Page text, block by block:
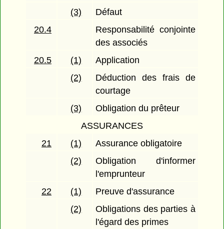
(3)
Défaut
20.4
Responsabilité conjointe
des associés
20.5
(1)
Application
(2)
Déduction des frais de
courtage
(3)
Obligation du prêteur
ASSURANCES
21
(1)
Assurance obligatoire
(2)
Obligation d'informer
l'emprunteur
22
(1)
Preuve d'assurance
(2)
Obligations des parties à
l'égard des primes